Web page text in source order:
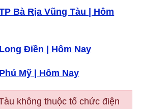
Bà Rịa Vũng Tàu | Hôm
Điền | Hôm Nay
Mỹ | Hôm Nay
không thuộc tổ chức điện